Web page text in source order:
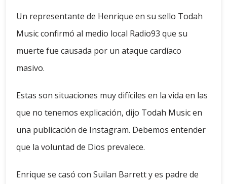
Un representante de Henrique en su sello Todah
Music confirmó al medio local Radio93 que su
muerte fue causada por un ataque cardíaco
masivo.
Estas son situaciones muy difíciles en la vida en las
que no tenemos explicación, dijo Todah Music en
una publicación de Instagram. Debemos entender
que la voluntad de Dios prevalece.
Enrique se casó con Suilan Barrett y es padre de